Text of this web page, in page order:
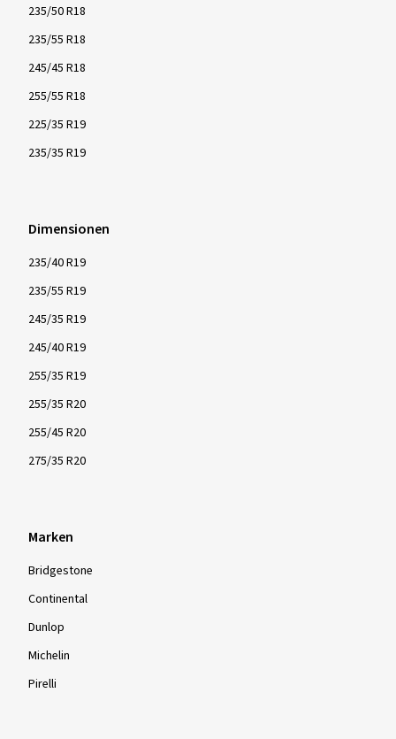
235/50 R18
235/55 R18
245/45 R18
255/55 R18
225/35 R19
235/35 R19
Dimensionen
235/40 R19
235/55 R19
245/35 R19
245/40 R19
255/35 R19
255/35 R20
255/45 R20
275/35 R20
Marken
Bridgestone
Continental
Dunlop
Michelin
Pirelli